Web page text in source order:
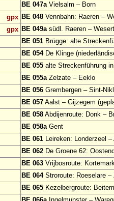
BE 047aVielsalm – Born
gpx BE 048 Vennbahn: Raeren –
gpx BE 049asüdl. Raeren –
BE 051 Brügge: alte
BE 054De Klinge
BE 055 alte Streckenführung
BE 055aZelzate – Eeklo
BE 056 Grembergen – Sint-
BE 057 Aalst – Gijzegem
BE 058 Abdijenroute: Donk –
BE 058aGent
BE 061 Leireken: Londerzeel –
BE 062 De Groene 62:
BE 063 Vrijbosroute:
BE 064Stroroute: Roeselare –
BE 065 Kezelbergroute: